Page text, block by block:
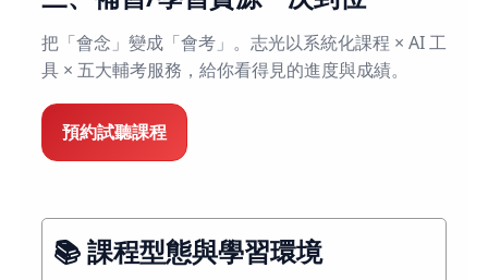
把「會念」變成「會考」。志光以系統化課程 × AI 工
具 × 五大輔考服務，給你看得見的進度與成績。
預約試聽課程
📚 課程型態與學習環境